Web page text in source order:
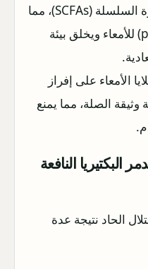
اللاكتيك وأحماض دهنية قصيرة السلسلة (SCFAs)، مما
يخفض الأس الهيدروجيني (pH) للأمعاء ويخلق بيئة
الأمعاء على إفراز
الصلة، مما يمنع
البكتيريا النافعة
الحاد نتيجة عدة